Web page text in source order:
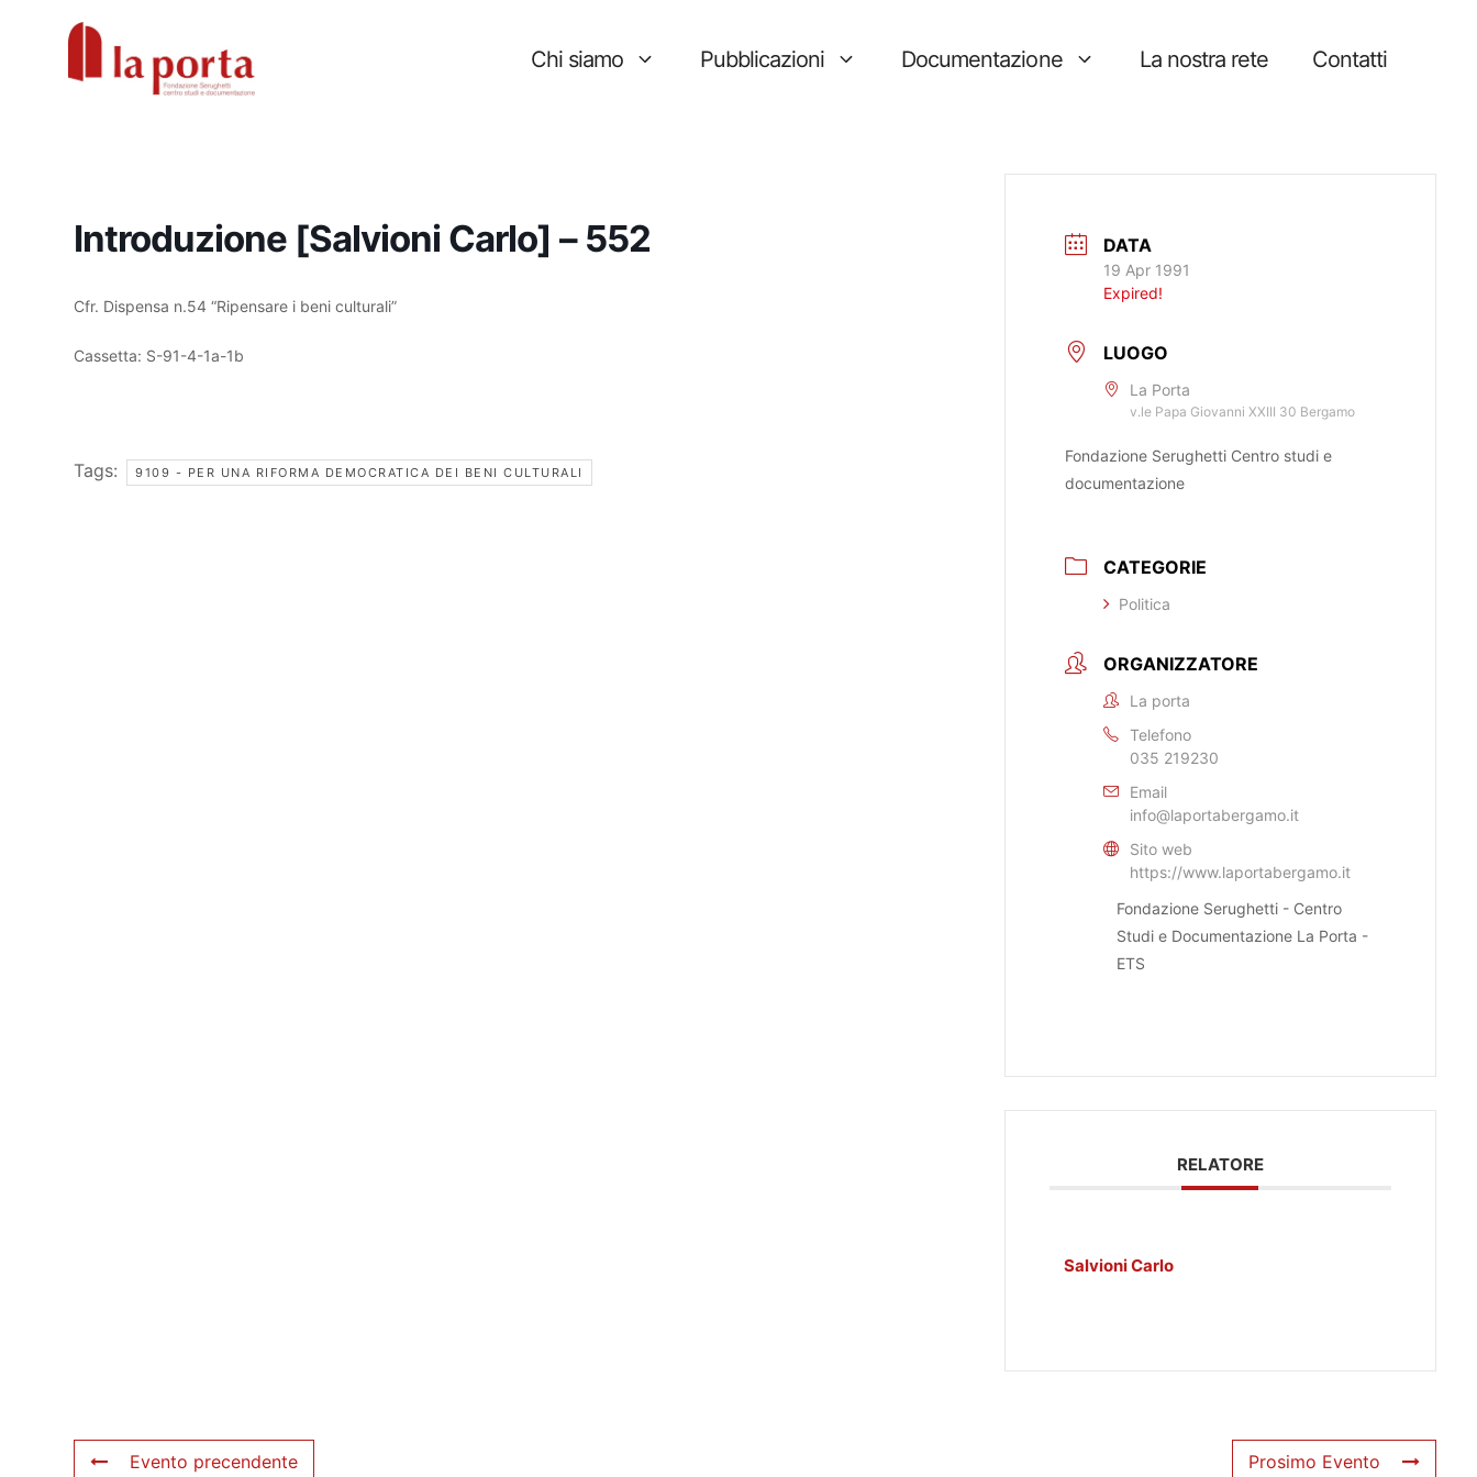
Chi siamo Pubblicazioni Documentazione La nostra rete Contatti
Introduzione [Salvioni Carlo] – 552
Cfr. Dispensa n.54 “Ripensare i beni culturali”
Cassetta: S-91-4-1a-1b
Tags: 9109 - PER UNA RIFORMA DEMOCRATICA DEI BENI CULTURALI
DATA
19 Apr 1991
Expired!
LUOGO
La Porta
v.le Papa Giovanni XXIII 30 Bergamo
Fondazione Serughetti Centro studi e
documentazione
CATEGORIE
Politica
ORGANIZZATORE
La porta
Telefono
035 219230
Email
info@laportabergamo.it
Sito web
https://www.laportabergamo.it
Fondazione Serughetti - Centro
Studi e Documentazione La Porta -
ETS
RELATORE
Salvioni Carlo
Evento precendente Prosimo Evento